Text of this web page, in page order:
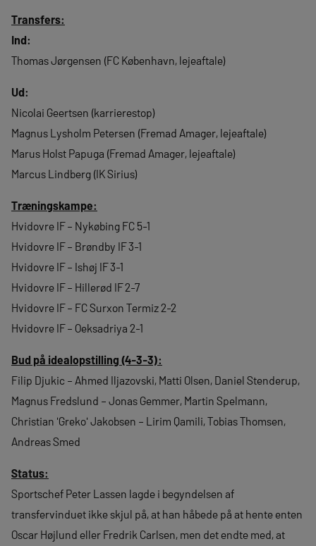
Transfers:
Ind:
Thomas Jørgensen (FC København, lejeaftale)
Ud:
Nicolai Geertsen (karrierestop)
Magnus Lysholm Petersen (Fremad Amager, lejeaftale)
Marus Holst Papuga (Fremad Amager, lejeaftale)
Marcus Lindberg (IK Sirius)
Træningskampe:
Hvidovre IF – Nykøbing FC 5-1
Hvidovre IF – Brøndby IF 3-1
Hvidovre IF – Ishøj IF 3-1
Hvidovre IF – Hillerød IF 2-7
Hvidovre IF – FC Surxon Termiz 2-2
Hvidovre IF – Oeksadriya 2-1
Bud på idealopstilling (4-3-3):
Filip Djukic – Ahmed Iljazovski, Matti Olsen, Daniel Stenderup,
Magnus Fredslund – Jonas Gemmer, Martin Spelmann,
Christian 'Greko' Jakobsen – Lirim Qamili, Tobias Thomsen,
Andreas Smed
Status:
Sportschef Peter Lassen lagde i begyndelsen af
transfervinduet ikke skjul på, at han håbede på at hente enten
Oscar Højlund eller Fredrik Carlsen, men det endte med, at